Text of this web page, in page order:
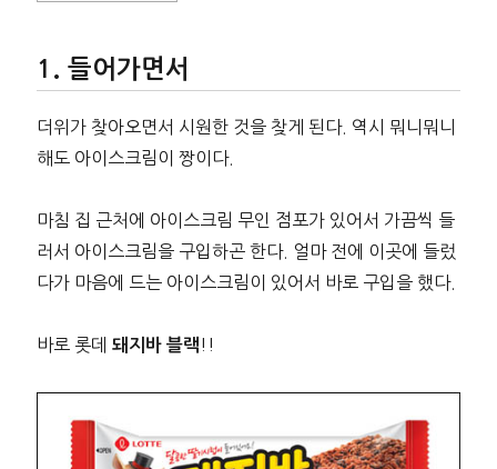
들어가면서
더위가 찾아오면서 시원한 것을 찾게 된다. 역시 뭐니뭐니
해도 아이스크림이 짱이다.
마침 집 근처에 아이스크림 무인 점포가 있어서 가끔씩 들
러서 아이스크림을 구입하곤 한다. 얼마 전에 이곳에 들렀
다가 마음에 드는 아이스크림이 있어서 바로 구입을 했다.
바로 롯데 돼지바 블랙 !!